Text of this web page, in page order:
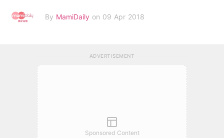
By MamiDaily on 09 Apr 2018
ADVERTISEMENT
Sponsored Content